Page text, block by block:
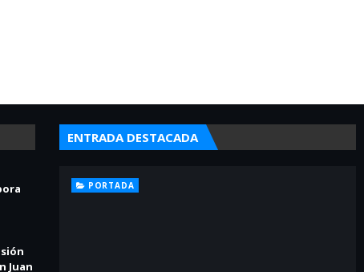
Juan
ENTRADA DESTACADA
PORTADA